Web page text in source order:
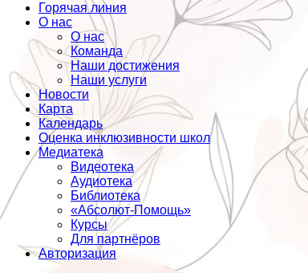
Горячая линия
О нас
О нас
Команда
Наши достижения
Наши услуги
Новости
Карта
Календарь
Оценка инклюзивности школ
Медиатека
Видеотека
Аудиотека
Библиотека
«Абсолют-Помощь»
Курсы
Для партнёров
Авторизация